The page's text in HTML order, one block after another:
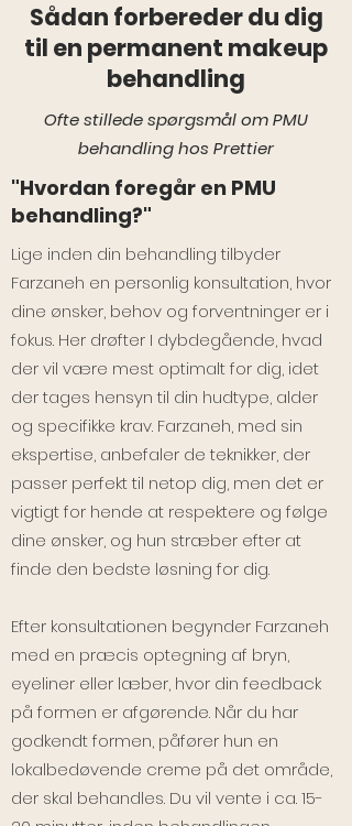
Sådan forbereder du dig
til en permanent makeup
behandling
Ofte stillede spørgsmål om PMU
behandling hos Prettier
"Hvordan foregår en PMU
behandling?"
Lige inden din behandling tilbyder
Farzaneh en personlig konsultation, hvor
dine ønsker, behov og forventninger er i
fokus. Her drøfter I dybdegående, hvad
der vil være mest optimalt for dig, idet
der tages hensyn til din hudtype, alder
og specifikke krav. Farzaneh, med sin
ekspertise, anbefaler de teknikker, der
passer perfekt til netop dig, men det er
vigtigt for hende at respektere og følge
dine ønsker, og hun stræber efter at
finde den bedste løsning for dig.
Efter konsultationen begynder Farzaneh
med en præcis optegning af bryn,
eyeliner eller læber, hvor din feedback
på formen er afgørende. Når du har
godkendt formen, påfører hun en
lokalbedøvende creme på det område,
der skal behandles. Du vil vente i ca. 15-